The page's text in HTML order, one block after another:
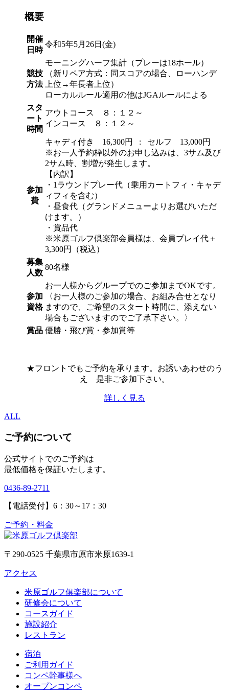
概要
開催
日時
令和5年5月26日(金)
競技
方法
モーニングハーフ集計（プレーは18ホール）
（新リペア方式：同スコアの場合、ローハンデ
上位→年長者上位）
ローカルルール適用の他はJGAルールによる
スタ
ート
時間
アウトコース ８：１２～
インコース ８：１２～
参加
費
キャディ付き 16,300円 : セルフ 13,000円
※お一人予約枠以外のお申し込みは、3サム及び
2サム時、割増が発生します。
【内訳】
・1ラウンドプレー代（乗用カートフィ・キャデ
ィフィを含む）
・昼食代（グランドメニューよりお選びいただ
けます。）
・賞品代
※米原ゴルフ倶楽部会員様は、会員プレイ代＋
3,300円（税込）
募集
人数
80名様
参加
資格
お一人様からグループでのご参加までOKです。
〈お一人様のご参加の場合、お組み合せとなり
ますので、ご希望のスタート時間に、添えない
場合もございますのでご了承下さい。〉
賞品 優勝・飛び賞・参加賞等
★フロントでもご予約を承ります。お誘いあわせのう
え 是非ご参加下さい。
詳しく見る
ALL
ご予約について
公式サイトでのご予約は
最低価格を保証いたします。
0436-89-2711
【電話受付】6：30～17：30
ご予約・料金
〒290-0525 千葉県市原市米原1639-1
アクセス
米原ゴルフ俱楽部について
研修会について
コースガイド
施設紹介
レストラン
宿泊
ご利用ガイド
コンペ幹事様へ
オープンコンペ